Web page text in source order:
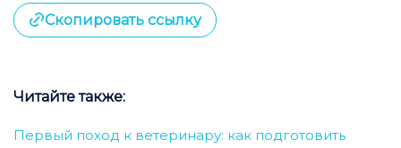
Скопировать ссылку
Читайте также:
Первый поход к ветеринару: как подготовить